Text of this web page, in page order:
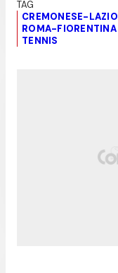
CREMONESE-LAZIO
ROMA-FIORENTINA
TENNIS